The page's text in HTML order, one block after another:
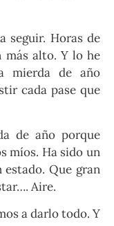
seguir. Horas de
más alto. Y lo he
mierda de año
cada pase que
de año porque
míos. Ha sido un
Que gran
Aire.
a darlo todo. Y